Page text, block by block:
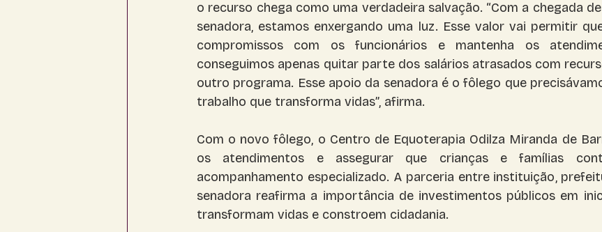
o recurso chega como uma verdadeira salvação. “Com a chegada
senadora, estamos enxergando uma luz. Esse valor vai permitir
compromissos com os funcionários e mantenha os
conseguimos apenas quitar parte dos salários atrasados com
outro programa. Esse apoio da senadora é o fôlego que
trabalho que transforma vidas”, afirma.
Com o novo fôlego, o Centro de Equoterapia Odilza Miranda de
os atendimentos e assegurar que crianças e famílias
acompanhamento especializado. A parceria entre instituição,
senadora reafirma a importância de investimentos públicos em
transformam vidas e constroem cidadania.